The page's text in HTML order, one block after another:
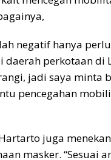
negatif hanya
daerah perkotaan di
jadi saya minta
pencegahan
juga
masker. “Sesuai